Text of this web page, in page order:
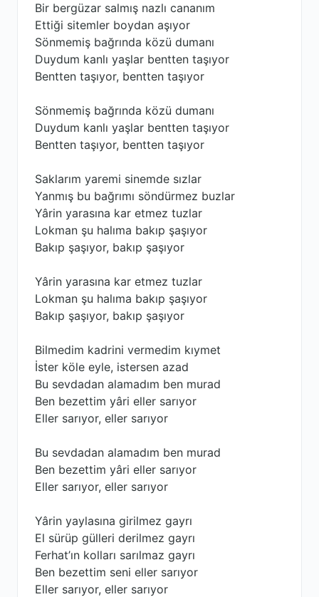
Bir bergüzar salmış nazlı cananım
Ettiği sitemler boydan aşıyor
Sönmemiş bağrında közü dumanı
Duydum kanlı yaşlar bentten taşıyor
Bentten taşıyor, bentten taşıyor
Sönmemiş bağrında közü dumanı
Duydum kanlı yaşlar bentten taşıyor
Bentten taşıyor, bentten taşıyor
Saklarım yaremi sinemde sızlar
Yanmış bu bağrımı söndürmez buzlar
Yârin yarasına kar etmez tuzlar
Lokman şu halıma bakıp şaşıyor
Bakıp şaşıyor, bakıp şaşıyor
Yârin yarasına kar etmez tuzlar
Lokman şu halıma bakıp şaşıyor
Bakıp şaşıyor, bakıp şaşıyor
Bilmedim kadrini vermedim kıymet
İster köle eyle, istersen azad
Bu sevdadan alamadım ben murad
Ben bezettim yâri eller sarıyor
Eller sarıyor, eller sarıyor
Bu sevdadan alamadım ben murad
Ben bezettim yâri eller sarıyor
Eller sarıyor, eller sarıyor
Yârin yaylasına girilmez gayrı
El sürüp gülleri derilmez gayrı
Ferhat’ın kolları sarılmaz gayrı
Ben bezettim seni eller sarıyor
Eller sarıyor, eller sarıyor